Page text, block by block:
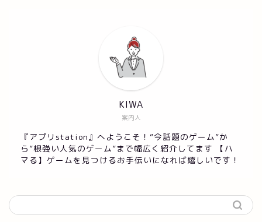
案内人
KIWA
『アプリstation』へようこそ！”今話題のゲーム”か
ら”根強い人気のゲーム”まで幅広く紹介してます 【ハ
マる】ゲームを見つけるお手伝いになれば嬉しいです！